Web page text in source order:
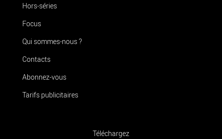
Hors-séries
Focus
Qui sommes-nous ?
Contacts
Abonnez-vous
Tarifs publicitaires
Téléchargez